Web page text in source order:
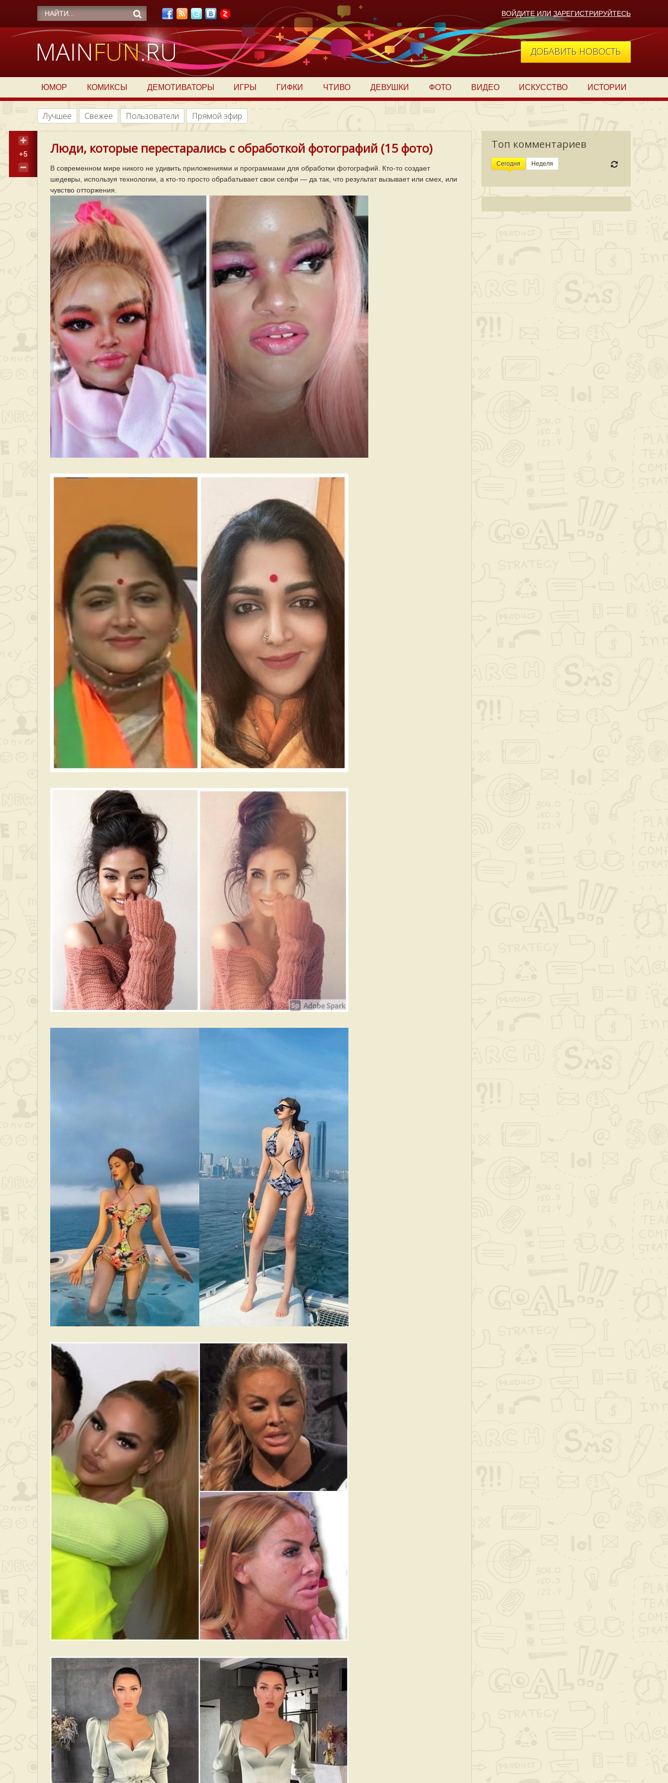
ВОЙДИТЕ ИЛИ ЗАРЕГИСТРИРУЙТЕСЬ
ДОБАВИТЬ НОВОСТЬ
ЮМОР КОМИКСЫ ДЕМОТИВАТОРЫ ИГРЫ ГИФКИ ЧТИВО ДЕВУШКИ ФОТО ВИДЕО ИСКУССТВО ИСТОРИИ
Лучшее Свежее Пользователи Прямой эфир
Топ комментариев
Сегодня Неделя
+5 Люди, которые перестарались с обработкой фотографий (15 фото)
В современном мире никого не удивить приложениями и программами для обработки фотографий. Кто-то создает
шедевры, используя технологии, а кто-то просто обрабатывает свои селфи — да так, что результат вызывает или смех, или
чувство отторжения.